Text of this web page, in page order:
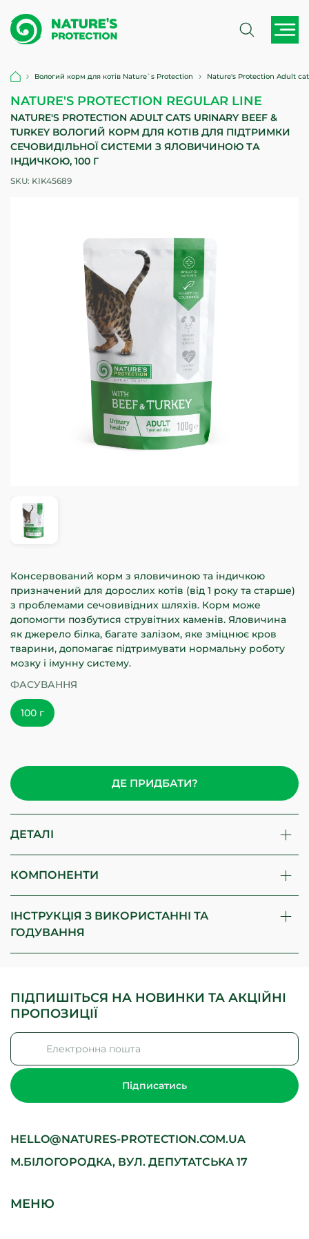
Вологий корм для котів Nature`s Protection Nature's Protection Adult
NATURE'S PROTECTION REGULAR LINE
NATURE'S PROTECTION ADULT CATS URINARY BEEF &
TURKEY ВОЛОГИЙ КОРМ ДЛЯ КОТІВ ДЛЯ ПІДТРИМКИ
СЕЧОВИДІЛЬНОЇ СИСТЕМИ З ЯЛОВИЧИНОЮ ТА
ІНДИЧКОЮ, 100 Г
SKU: KIK45689
Консервований корм з яловичиною та індичкою
призначений для дорослих котів (від 1 року та старше)
з проблемами сечовивідних шляхів. Корм може
допомогти позбутися струвітних каменів. Яловичина
як джерело білка, багате залізом, яке зміцнює кров
тварини, допомагає підтримувати нормальну роботу
мозку і імунну систему.
ФАСУВАННЯ
100 г
ДЕ ПРИДБАТИ?
ДЕТАЛІ
КОМПОНЕНТИ
ІНСТРУКЦІЯ З ВИКОРИСТАННІ ТА
ГОДУВАННЯ
HELLO@NATURES-PROTECTION.COM.UA
М.БІЛОГОРОДКА, ВУЛ. ДЕПУТАТСЬКА 17
ПІДПИШІТЬСЯ НА НОВИНКИ ТА АКЦІЙНІ
ПРОПОЗИЦІЇ
Підписатись
МЕНЮ